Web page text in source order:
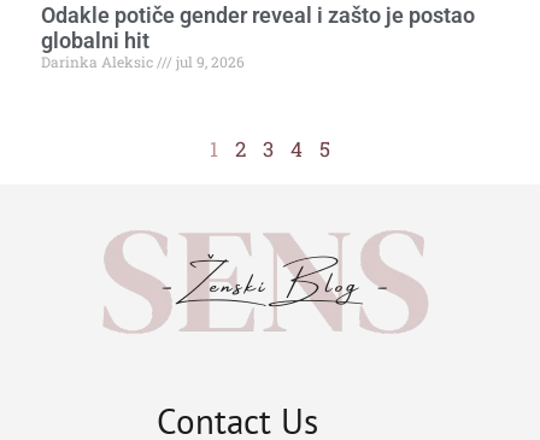
Odakle potiče gender reveal i zašto je postao
globalni hit
Darinka Aleksic jul 9, 2026
1 2 3 4 5
Contact Us